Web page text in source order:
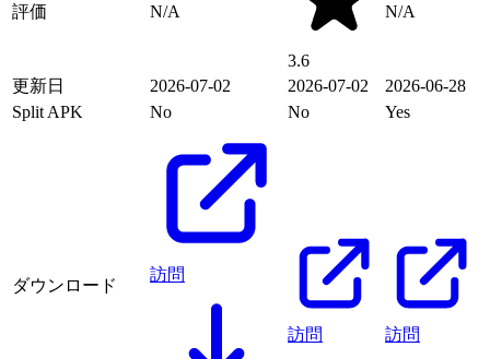
評価 N/A
3.6
N/A
更新日 2026-07-02 2026-07-02
2026-06-28
Split APK
No No Yes
ダウンロード
訪問
訪問 訪問